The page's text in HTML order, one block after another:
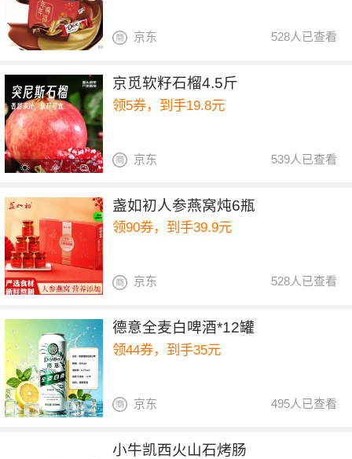
528人已查看
京东
京觅软籽石榴4.5斤
领5券，到手19.8元
539人已查看
京东
盏如初人参燕窝炖6瓶
领90券，到手39.9元
528人已查看
京东
德意全麦白啤酒*12罐
领44券，到手35元
495人已查看
京东
小牛凯西火山石烤肠